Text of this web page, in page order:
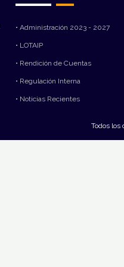
• Administración 2023 - 2027
• LOTAIP
• Rendición de Cuentas
• Regulación Interna
• Noticias Recientes
Todos los